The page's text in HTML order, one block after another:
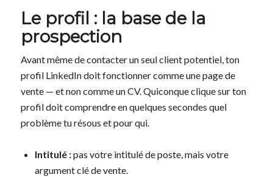
Le profil : la base de la
prospection
Avant même de contacter un seul client potentiel, ton
profil LinkedIn doit fonctionner comme une page de
vente — et non comme un CV. Quiconque clique sur ton
profil doit comprendre en quelques secondes quel
problème tu résous et pour qui.
Intitulé :pas votre intitulé de poste, mais votre
argument clé de vente.